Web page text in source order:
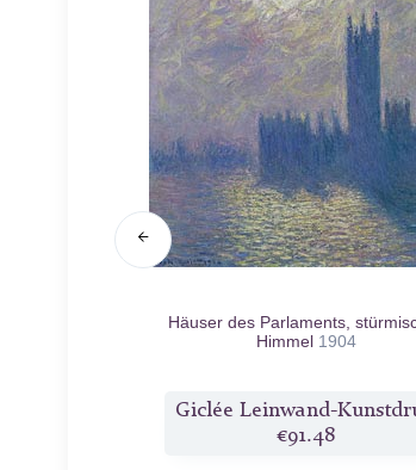
Häuser des Parlaments,
Himmel 1904
Giclée Leinwand-
€91.48